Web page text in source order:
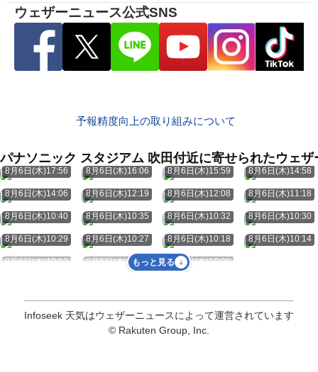
ウェザーニュース公式SNS
予報精度向上の取り組みについて
パナソニック スタジアム 吹田付近に寄せられたウェザ
8月6日(木)17:56 8月6日(木)16:06 8月6日(木)15:59 8月6日(木)14:58
8月6日(木)14:06 8月6日(木)12:19 8月6日(木)12:08 8月6日(木)11:18
8月6日(木)10:40 8月6日(木)10:35 8月6日(木)10:32 8月6日(木)10:30
8月6日(木)10:29 8月6日(木)10:27 8月6日(木)10:18 8月6日(木)10:14
8月6日(木)10:12 8月6日(木)10:07 8月6日(木)10:06
もっと見る
Infoseek 天気はウェザーニュースによって運営されています
© Rakuten Group, Inc.